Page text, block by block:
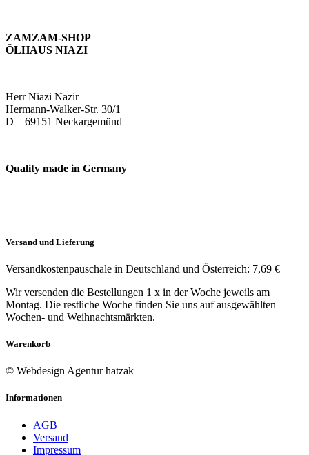
ZAMZAM-SHOP
ÖLHAUS NIAZI
Herr Niazi Nazir
Hermann-Walker-Str. 30/1
D – 69151 Neckargemünd
Quality made in Germany
Versand und Lieferung
Versandkostenpauschale in Deutschland und Österreich: 7,69 €
Wir versenden die Bestellungen 1 x in der Woche jeweils am
Montag. Die restliche Woche finden Sie uns auf ausgewählten
Wochen- und Weihnachtsmärkten.
Warenkorb
© Webdesign Agentur hatzak
Informationen
AGB
Versand
Impressum